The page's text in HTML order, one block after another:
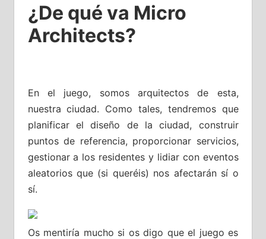
¿De qué va Micro
Architects?
En el juego, somos arquitectos de esta,
nuestra ciudad. Como tales, tendremos que
planificar el diseño de la ciudad, construir
puntos de referencia, proporcionar servicios,
gestionar a los residentes y lidiar con eventos
aleatorios que (si queréis) nos afectarán sí o
sí.
Os mentiría mucho si os digo que el juego es